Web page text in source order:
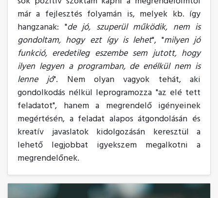
már a fejlesztés folyamán is, melyek kb. így
hangzanak: "de jó, szuperül működik, nem is
gondoltam, hogy ezt így is lehet", "milyen jó
funkció, eredetileg eszembe sem jutott, hogy
ilyen legyen a programban, de enélkül nem is
lenne jó". Nem olyan vagyok tehát, aki
gondolkodás nélkül leprogramozza "az elé tett
feladatot", hanem a megrendelő igényeinek
megértésén, a feladat alapos átgondolásán és
kreatív javaslatok kidolgozásán keresztül a
lehető legjobbat igyekszem megalkotni a
megrendelőnek.